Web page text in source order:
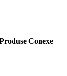
Produse Conexe